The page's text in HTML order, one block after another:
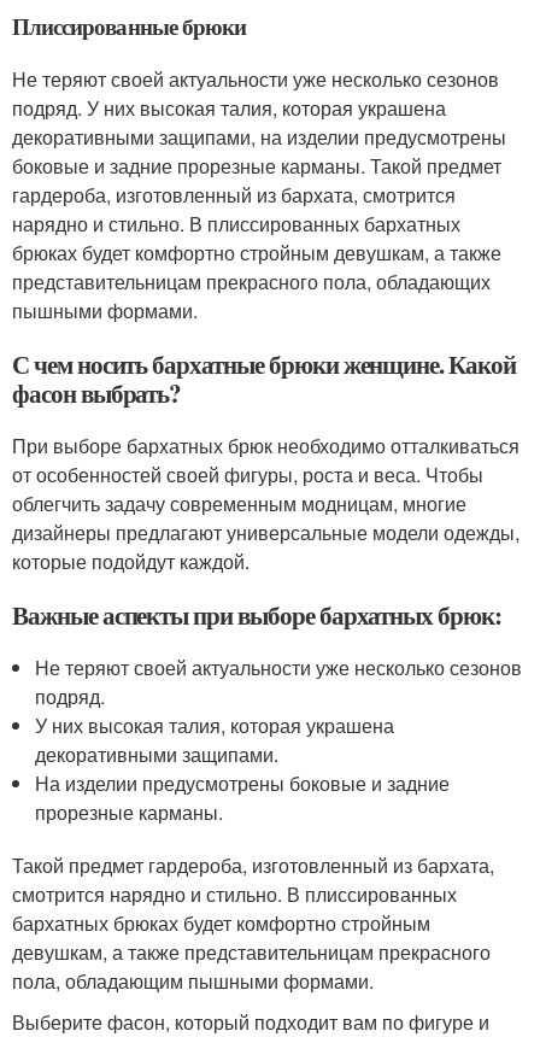
Плиссированные брюки
Не теряют своей актуальности уже несколько сезонов
подряд. У них высокая талия, которая украшена
декоративными защипами, на изделии предусмотрены
боковые и задние прорезные карманы. Такой предмет
гардероба, изготовленный из бархата, смотрится
нарядно и стильно. В плиссированных бархатных
брюках будет комфортно стройным девушкам, а также
представительницам прекрасного пола, обладающих
пышными формами.
С чем носить бархатные брюки женщине. Какой
фасон выбрать?
При выборе бархатных брюк необходимо отталкиваться
от особенностей своей фигуры, роста и веса. Чтобы
облегчить задачу современным модницам, многие
дизайнеры предлагают универсальные модели одежды,
которые подойдут каждой.
Важные аспекты при выборе бархатных брюк:
Не теряют своей актуальности уже несколько сезонов
подряд.
У них высокая талия, которая украшена
декоративными защипами.
На изделии предусмотрены боковые и задние
прорезные карманы.
Такой предмет гардероба, изготовленный из бархата,
смотрится нарядно и стильно. В плиссированных
бархатных брюках будет комфортно стройным
девушкам, а также представительницам прекрасного
пола, обладающим пышными формами.
Выберите фасон, который подходит вам по фигуре и